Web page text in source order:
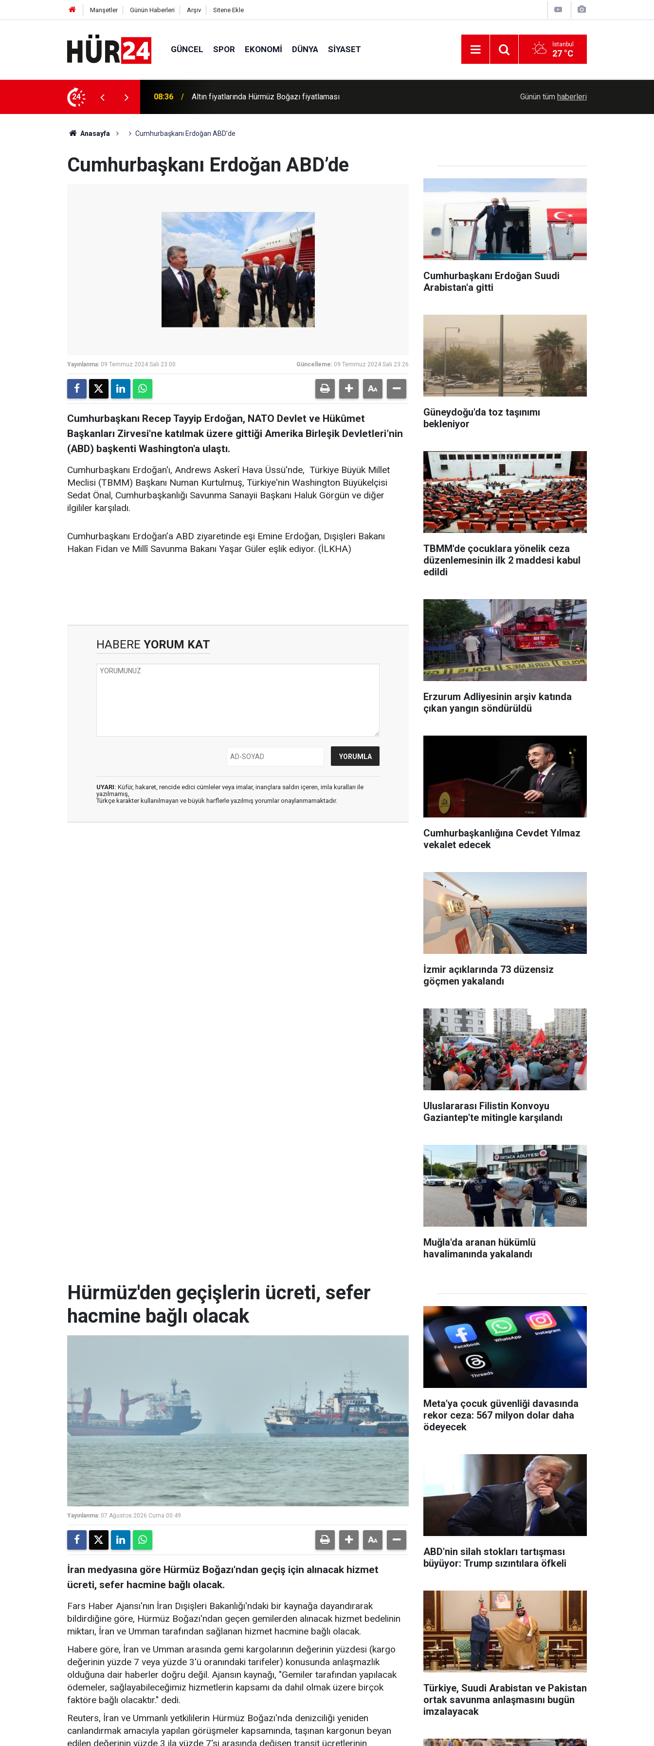
Manşetler Günün Haberleri Arşiv Sitene Ekle
GÜNCEL SPOR EKONOMI DÜNYA SIYASET İstanbul
27 °C
24 08:16
Kudüs'te temmuz bilançosu: İşgalciler 3 Filistinliyi şehit etti, Mescid-i Aksa'ya
rekor baskın düzenledi
Güneydoğu'da toz taşınımı bekleniyor
Günün tüm haberleri
Anasayfa Cumhurbaşkanı Erdoğan ABD’de
Cumhurbaşkanı Erdoğan ABD’de
Yayınlanma: 09 Temmuz 2024 Salı 23:00 Güncelleme: 09 Temmuz 2024 Salı 23:26
Cumhurbaşkanı Recep Tayyip Erdoğan, NATO Devlet ve Hükûmet
Başkanları Zirvesi'ne katılmak üzere gittiği Amerika Birleşik Devletleri’nin
(ABD) başkenti Washington'a ulaştı.
Cumhurbaşkanı Erdoğan'ı, Andrews Askerî Hava Üssü'nde, Türkiye Büyük Millet
Meclisi (TBMM) Başkanı Numan Kurtulmuş, Türkiye'nin Washington Büyükelçisi
Sedat Önal, Cumhurbaşkanlığı Savunma Sanayii Başkanı Haluk Görgün ve diğer
ilgililer karşıladı.
Cumhurbaşkanı Erdoğan’a ABD ziyaretinde eşi Emine Erdoğan, Dışişleri Bakanı
Hakan Fidan ve Millî Savunma Bakanı Yaşar Güler eşlik ediyor. (İLKHA)
HABERE YORUM KAT
UYARI: Küfür, hakaret, rencide edici cümleler veya imalar, inançlara saldırı içeren, imla kuralları ile
yazılmamış,
Türkçe karakter kullanılmayan ve büyük harflerle yazılmış yorumlar onaylanmamaktadır.
Cumhurbaşkanı Erdoğan Suudi
Arabistan'a gitti
Güneydoğu'da toz taşınımı
bekleniyor
TBMM'de çocuklara yönelik ceza
düzenlemesinin ilk 2 maddesi kabul
edildi
Erzurum Adliyesinin arşiv katında
çıkan yangın söndürüldü
Cumhurbaşkanlığına Cevdet Yılmaz
vekalet edecek
İzmir açıklarında 73 düzensiz
göçmen yakalandı
Uluslararası Filistin Konvoyu
Gaziantep'te mitingle karşılandı
Muğla'da aranan hükümlü
havalimanında yakalandı
Hürmüz'den geçişlerin ücreti, sefer
hacmine bağlı olacak
Yayınlanma: 07 Ağustos 2026 Cuma 00:49
İran medyasına göre Hürmüz Boğazı'ndan geçiş için alınacak hizmet
ücreti, sefer hacmine bağlı olacak.
Fars Haber Ajansı'nın İran Dışişleri Bakanlığı'ndaki bir kaynağa dayandırarak
bildirdiğine göre, Hürmüz Boğazı'ndan geçen gemilerden alınacak hizmet bedelinin
miktarı, İran ve Umman tarafından sağlanan hizmet hacmine bağlı olacak.
Habere göre, İran ve Umman arasında gemi kargolarının değerinin yüzdesi (kargo
değerinin yüzde 7 veya yüzde 3'ü oranındaki tarifeler) konusunda anlaşmazlık
olduğuna dair haberler doğru değil. Ajansın kaynağı, "Gemiler tarafından yapılacak
ödemeler, sağlayabileceğimiz hizmetlerin kapsamı da dahil olmak üzere birçok
faktöre bağlı olacaktır." dedi.
Reuters, İran ve Ummanlı yetkililerin Hürmüz Boğazı'nda denizciliği yeniden
canlandırmak amacıyla yapılan görüşmeler kapsamında, taşınan kargonun beyan
edilen değerinin yüzde 3 ila yüzde 7'si arasında değişen transit ücretlerinin
Meta'ya çocuk güvenliği davasında
rekor ceza: 567 milyon dolar daha
ödeyecek
ABD'nin silah stokları tartışması
büyüyor: Trump sızıntılara öfkeli
Türkiye, Suudi Arabistan ve Pakistan
ortak savunma anlaşmasını bugün
imzalayacak